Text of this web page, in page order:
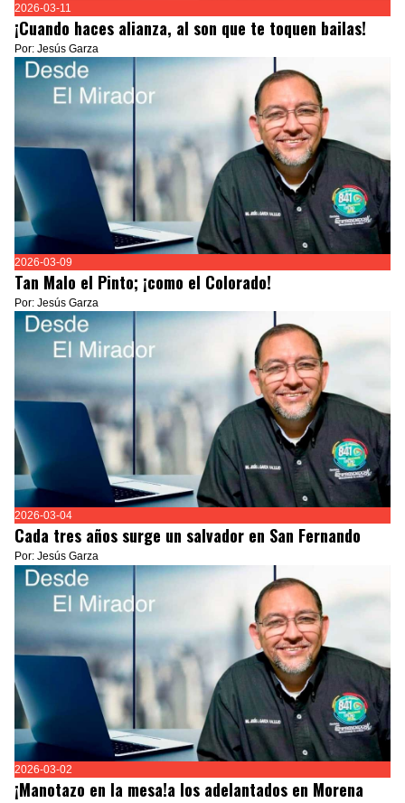
2026-03-11
¡Cuando haces alianza, al son que te toquen bailas!
Por: Jesús Garza
2026-03-09
Tan Malo el Pinto; ¡como el Colorado!
Por: Jesús Garza
2026-03-04
Cada tres años surge un salvador en San Fernando
Por: Jesús Garza
2026-03-02
¡Manotazo en la mesa!a los adelantados en Morena